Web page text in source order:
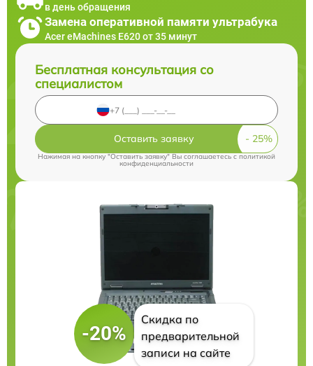
в день обращения
Замена оперативной памяти ультрабука
Acer eMachines E620 от 35 минут
Бесплатная консультация со
специалистом
Оставить заявку
Нажимая на кнопку "Оставить заявку" Вы соглашаетесь cполитикой
конфиденциальности
-20%
Скидка по
предварительной
записи на сайте